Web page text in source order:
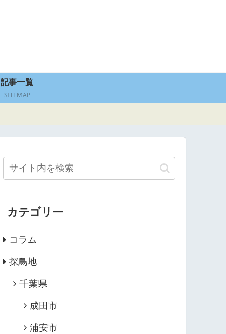
記事一覧
SITEMAP
カテゴリー
コラム
探鳥地
千葉県
成田市
浦安市